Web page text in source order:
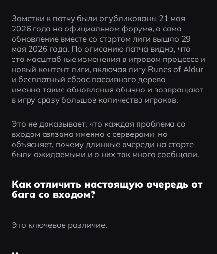
Заметки к патчу были опубликованы 21 мая
2026 года на официальном форуме, а само
обновление вместе со стартом лиги вышло 29
мая 2026 года. По описанию патча видно, что
это масштабные изменения в игровом процессе и
новый контент лиги, включая лигу Runes of Aldur
и бесплатный сброс пассивного дерева —
именно такие обновления обычно и возвращают
в игру сразу большое количество игроков.
Это не доказывает, что каждая проблема со
входом связана именно с серверами, но
объясняет, почему длинные очереди на старте
были ожидаемыми и о них так много сообщали.
Как отличить настоящую очередь от
бага со входом?
Это ключевое различие.